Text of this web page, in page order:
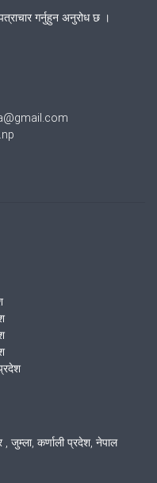
गर्नुहुन अनुरोध छ ।
जुम्ला, कर्णाली प्रदेश, नेपाल